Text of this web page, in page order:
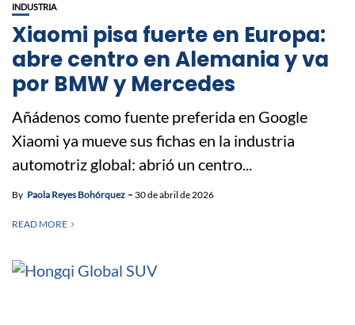
INDUSTRIA
Xiaomi pisa fuerte en Europa:
abre centro en Alemania y va
por BMW y Mercedes
Añádenos como fuente preferida en Google
Xiaomi ya mueve sus fichas en la industria
automotriz global: abrió un centro...
By Paola Reyes Bohórquez 30 de abril de 2026
READ MORE